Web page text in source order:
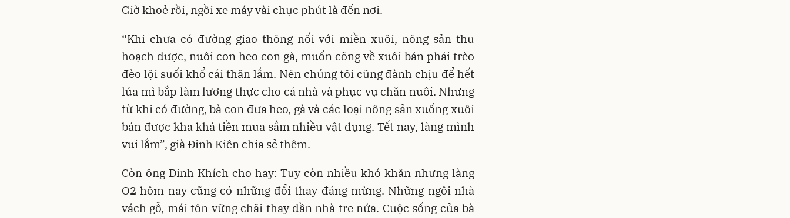
Giờ khoẻ rồi, ngồi xe máy vài chục phút là đến nơi.
“Khi chưa có đường giao thông nối với miền xuôi, nông sản thu
hoạch được, nuôi con heo con gà, muốn cõng về xuôi bán phải trèo
đèo lội suối khổ cái thân lắm. Nên chúng tôi cũng đành chịu để hết
lúa mì bắp làm lương thực cho cả nhà và phục vụ chăn nuôi. Nhưng
từ khi có đường, bà con đưa heo, gà và các loại nông sản xuống xuôi
bán được kha khá tiền mua sắm nhiều vật dụng. Tết nay, làng mình
vui lắm”, già Đinh Kiên chia sẻ thêm.
Còn ông Đinh Khích cho hay: Tuy còn nhiều khó khăn nhưng làng
O2 hôm nay cũng có những đổi thay đáng mừng. Những ngôi nhà
vách gỗ, mái tôn vững chãi thay dần nhà tre nứa. Cuộc sống của bà